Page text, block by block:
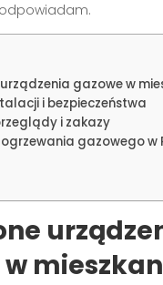
gazowe w
i bezpieczeństwa
i zakazy
ogrzewania gazowego w